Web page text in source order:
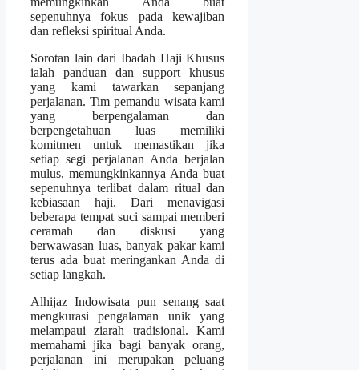
sepenuhnya fokus pada kewajiban
dan refleksi spiritual Anda.
Sorotan lain dari Ibadah Haji Khusus
ialah panduan dan support khusus
yang kami tawarkan sepanjang
perjalanan. Tim pemandu wisata kami
yang berpengalaman dan
berpengetahuan luas memiliki
komitmen untuk memastikan jika
setiap segi perjalanan Anda berjalan
mulus, memungkinkannya Anda buat
sepenuhnya terlibat dalam ritual dan
kebiasaan haji. Dari menavigasi
beberapa tempat suci sampai memberi
ceramah dan diskusi yang
berwawasan luas, banyak pakar kami
terus ada buat meringankan Anda di
setiap langkah.
Alhijaz Indowisata pun senang saat
mengkurasi pengalaman unik yang
melampaui ziarah tradisional. Kami
memahami jika bagi banyak orang,
perjalanan ini merupakan peluang